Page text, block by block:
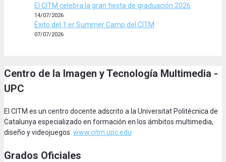
El CITM celebra la gran fiesta de graduación 2026
14/07/2026
Éxito del 1.er Summer Camp del CITM
07/07/2026
Centro de la Imagen y Tecnología Multimedia -
UPC
El CITM es un centro docente adscrito a la Universitat Politècnica de
Catalunya especializado en formación en los ámbitos multimedia,
diseño y videojuegos. www.citm.upc.edu
Grados Oficiales